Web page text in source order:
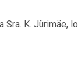
K. Jürimäe,